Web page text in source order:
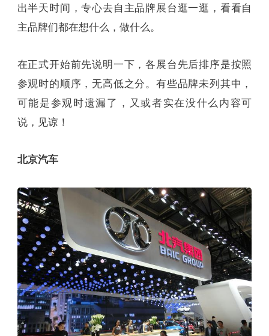
出半天时间，专心去自主品牌展台逛一逛，看看自
主品牌们都在想什么，做什么。
在正式开始前先说明一下，各展台先后排序是按照
参观时的顺序，无高低之分。有些品牌未列其中，
可能是参观时遗漏了，又或者实在没什么内容可
说，见谅！
北京汽车